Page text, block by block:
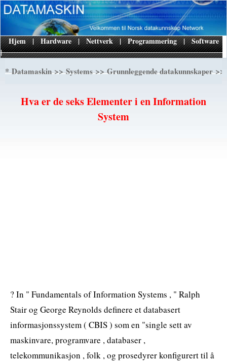
|
Hjem | Hardware | Nettverk | Programmering | Software
*Datamaskin>>Systems>>Grunnleggende datakunnskaper>>
Hva er de seks Elementer i en Information
System
? In " Fundamentals of Information Systems , " Ralph
Stair og George Reynolds definere et databasert
informasjonssystem ( CBIS ) som en "single sett av
maskinvare, programvare , databaser ,
telekommunikasjon , folk , og prosedyrer konfigurert til å